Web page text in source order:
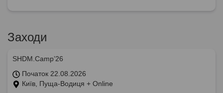
Заходи
SHDM.Camp’26
Початок 22.08.2026
Київ, Пуща-Водиця + Online